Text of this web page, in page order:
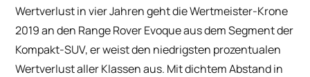
Wertverlust in vier Jahren geht die Wertmeister-Krone
2019 an den Range Rover Evoque aus dem Segment der
Kompakt-SUV, er weist den niedrigsten prozentualen
Wertverlust aller Klassen aus. Mit dichtem Abstand in